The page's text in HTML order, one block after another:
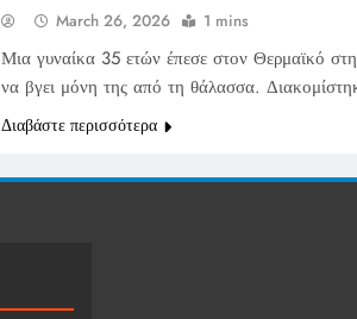
March 26, 2026 1 mins
Μια γυναίκα 35 ετών έπεσε στον Θερμαϊκό
να βγει μόνη της από τη θάλασσα.
Διαβάστε περισσότερα